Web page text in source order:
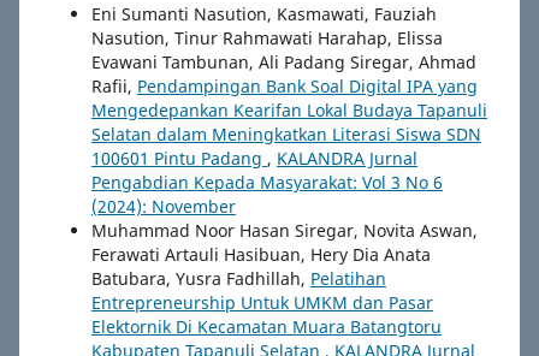
Eni Sumanti Nasution, Kasmawati, Fauziah
Nasution, Tinur Rahmawati Harahap, Elissa
Evawani Tambunan, Ali Padang Siregar, Ahmad
Rafii, Pendampingan Bank Soal Digital IPA yang
Mengedepankan Kearifan Lokal Budaya Tapanuli
Selatan dalam Meningkatkan Literasi Siswa SDN
100601 Pintu Padang , KALANDRA Jurnal
Pengabdian Kepada Masyarakat: Vol 3 No 6
(2024): November
Muhammad Noor Hasan Siregar, Novita Aswan,
Ferawati Artauli Hasibuan, Hery Dia Anata
Batubara, Yusra Fadhillah, Pelatihan
Entrepreneurship Untuk UMKM dan Pasar
Elektornik Di Kecamatan Muara Batangtoru
Kabupaten Tapanuli Selatan , KALANDRA Jurnal